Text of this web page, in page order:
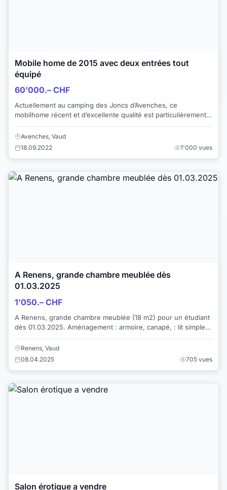
Mobile home de 2015 avec deux entrées tout
équipé
60'000.– CHF
Actuellement au camping des Joncs d’Avenches, ce
mobilhome récent et d’excellente qualité est particulièrement
lumineux grâce à ses multiples fenêtres...
Avenches, Vaud
18.09.2022
1'000 vues
A Renens, grande chambre meublée dès
01.03.2025
1'050.– CHF
A Renens, grande chambre meublée (18 m2) pour un étudiant
dès 01.03.2025. Aménagement : armoire, canapé, : lit simple,
Renens, Vaud
08.04.2025
705 vues
Salon érotique a vendre